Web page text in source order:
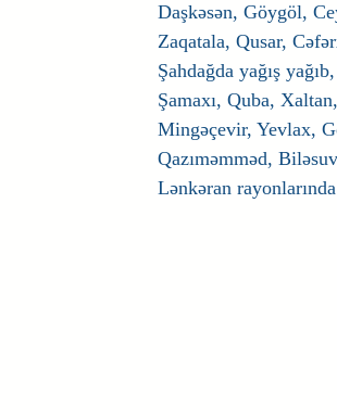
Daşkəsən, Göygöl,
Zaqatala, Qusar,
Şahdağda yağış
Şamaxı, Quba,
Mingəçevir, Yevlax,
Qazıməmməd,
Lənkəran